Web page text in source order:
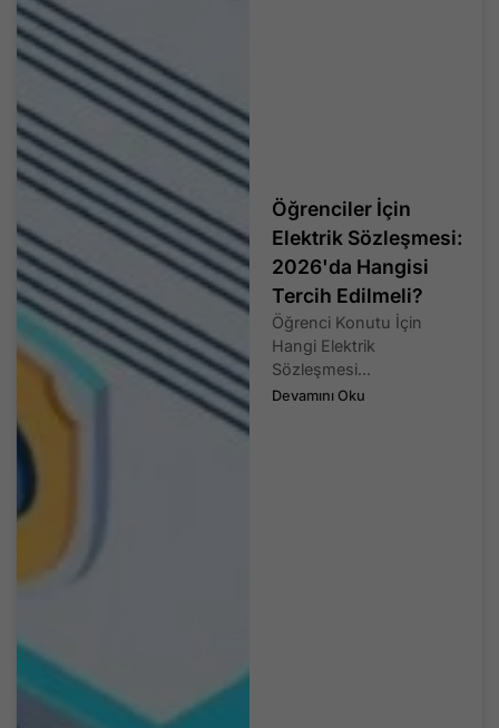
Öğrenciler İçin
Elektrik Sözleşmesi:
2026'da Hangisi
Tercih Edilmeli?
Öğrenci Konutu İçin
Hangi Elektrik
Sözleşmesi...
Devamını Oku